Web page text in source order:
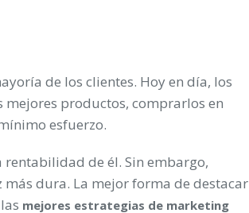
de los clientes. Hoy en día, los
productos, comprarlos en
esfuerzo.
rentabilidad de él. Sin embargo,
más dura. La mejor forma de destacar
mejores estrategias de marketing